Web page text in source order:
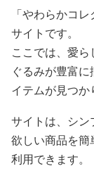
「やわらかコ
サイトです。
ここでは、愛
ぐるみが豊富
イテムが見つか
サイトは、シン
欲しい商品を簡
利用できます。